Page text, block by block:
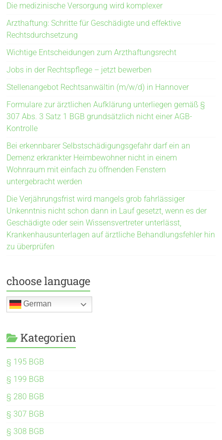
Die medizinische Versorgung wird komplexer
Arzthaftung: Schritte für Geschädigte und effektive
Rechtsdurchsetzung
Wichtige Entscheidungen zum Arzthaftungsrecht
Jobs in der Rechtspflege – jetzt bewerben
Stellenangebot Rechtsanwältin (m/w/d) in Hannover
Formulare zur ärztlichen Aufklärung unterliegen gemäß §
307 Abs. 3 Satz 1 BGB grundsätzlich nicht einer AGB-
Kontrolle
Bei erkennbarer Selbstschädigungsgefahr darf ein an
Demenz erkrankter Heimbewohner nicht in einem
Wohnraum mit einfach zu öffnenden Fenstern
untergebracht werden
Die Verjährungsfrist wird mangels grob fahrlässiger
Unkenntnis nicht schon dann in Lauf gesetzt, wenn es der
Geschädigte oder sein Wissensvertreter unterlässt,
Krankenhausunterlagen auf ärztliche Behandlungsfehler hin
zu überprüfen
choose language
German
Kategorien
§ 195 BGB
§ 199 BGB
§ 280 BGB
§ 307 BGB
§ 308 BGB